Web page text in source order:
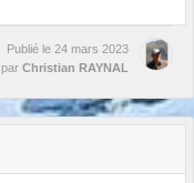
Publié le 24 mars 2023
par Christian RAYNAL